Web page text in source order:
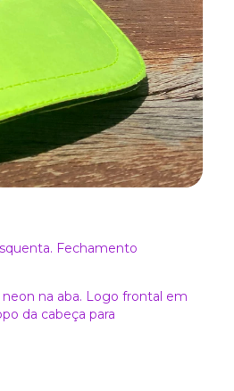
Fechamento
na aba. Logo frontal em
da cabeça para